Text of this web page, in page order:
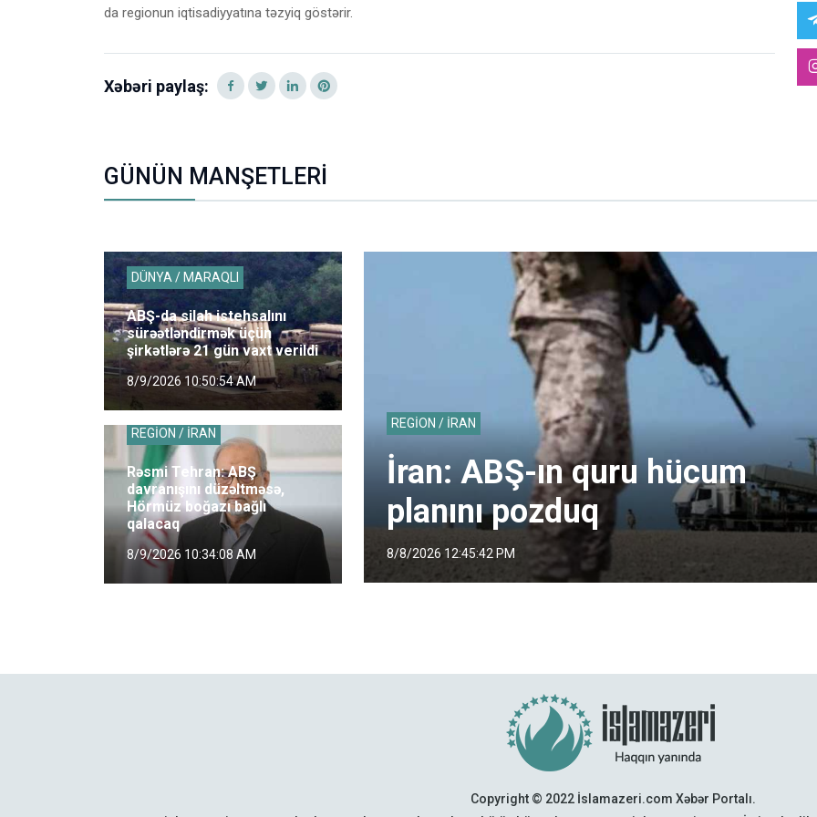
da regionun iqtisadiyyatına təzyiq göstərir.
Xəbəri paylaş:
GÜNÜN MANŞETLERİ
DÜNYA / MARAQLI
ABŞ-da silah istehsalını
sürəətləndirmək üçün
şirkətlərə 21 gün vaxt verildi
8/9/2026 10:50:54 AM
REGİON / İRAN
Rəsmi Tehran: ABŞ
davranışını düzəltməsə,
Hörmüz boğazı bağlı
qalacaq
8/9/2026 10:34:08 AM
REGİON / İRAN
İran: ABŞ-ın quru hücum
planını pozduq
8/8/2026 12:45:42 PM
Copyright © 2022 İslamazeri.com Xəbər Portalı.